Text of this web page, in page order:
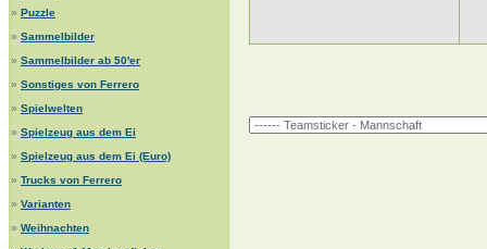
» Puzzle
» Sammelbilder
» Sammelbilder ab 50'er
» Sonstiges von Ferrero
» Spielwelten
» Spielzeug aus dem Ei
» Spielzeug aus dem Ei (Euro)
» Trucks von Ferrero
» Varianten
» Weihnachten